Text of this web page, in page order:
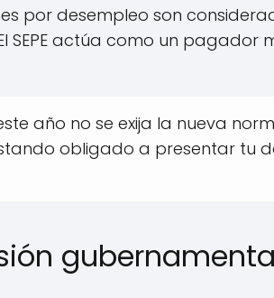
por desempleo son
SEPE actúa como un pagador
año no se exija la nueva
obligado a presentar tu